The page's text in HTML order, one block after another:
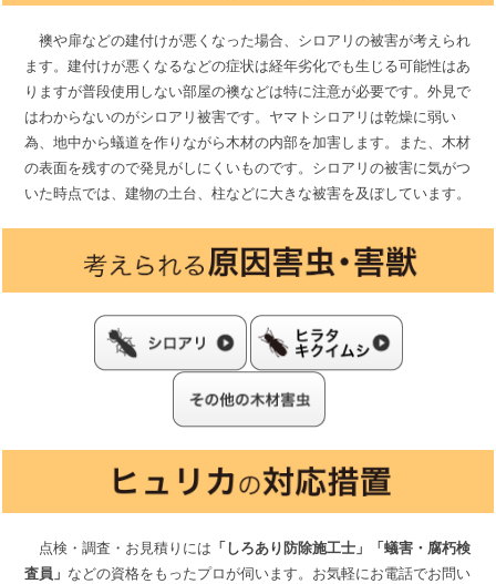
襖や扉などの建付けが悪くなった場合、シロアリの被害が考えられ
ます。建付けが悪くなるなどの症状は経年劣化でも生じる可能性はあ
りますが普段使用しない部屋の襖などは特に注意が必要です。外見で
はわからないのがシロアリ被害です。ヤマトシロアリは乾燥に弱い
為、地中から蟻道を作りながら木材の内部を加害します。また、木材
の表面を残すので発見がしにくいものです。シロアリの被害に気がつ
いた時点では、建物の土台、柱などに大きな被害を及ぼしています。
点検・調査・お見積りには 「しろあり防除施工士」「蟻害・腐朽検
査員」 などの資格をもったプロが伺います。お気軽にお電話でお問い